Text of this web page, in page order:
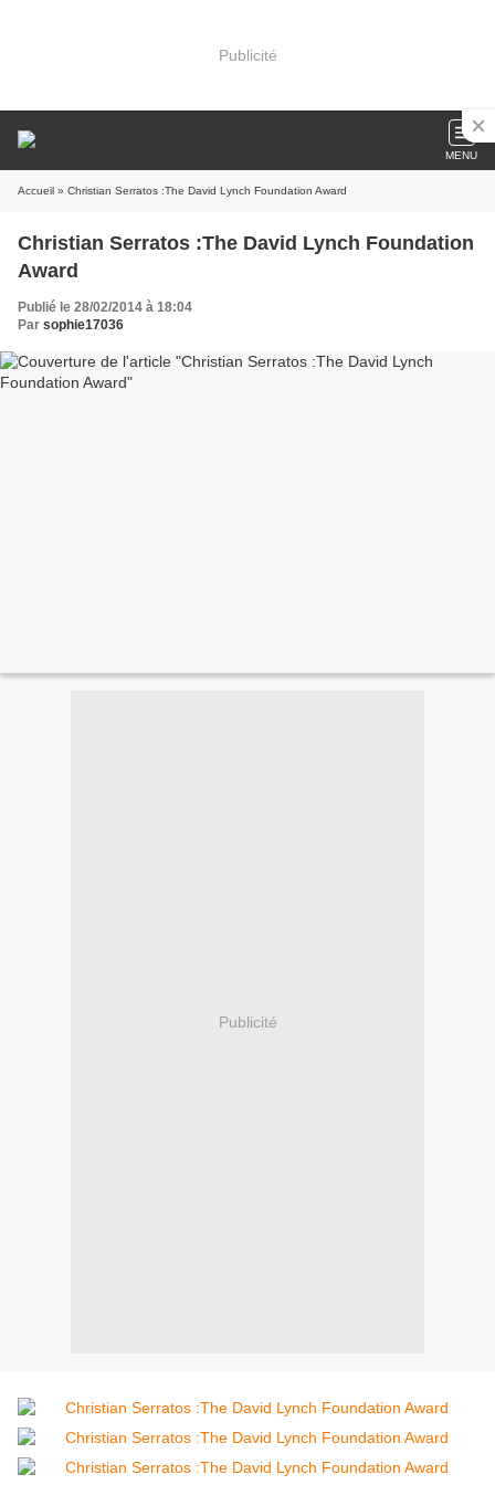
Publicité
MENU
Accueil » Christian Serratos :The David Lynch Foundation Award
Christian Serratos :The David Lynch Foundation
Award
Publié le 28/02/2014 à 18:04
Par sophie17036
Publicité